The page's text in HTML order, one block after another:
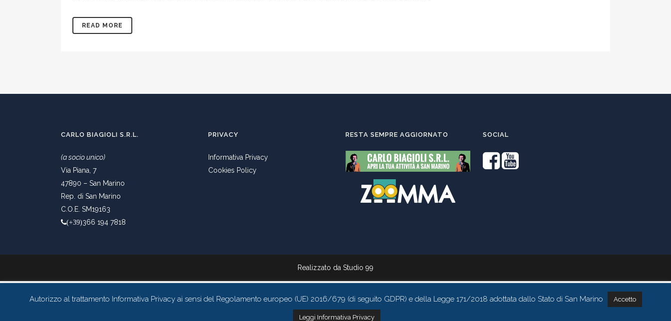
READ MORE
CARLO BIAGIOLI S.R.L.
(a socio unico)
Via Piana, 7
47890 – San Marino
Rep. di San Marino
C.O.E. SM19163
(+39)366 194 7818
PRIVACY
Informativa Privacy
Cookies Policy
RESTA SEMPRE AGGIORNATO SOCIAL
Realizzato da Studio 99
Autorizzo al trattamento Informativa Privacy ai sensi del Regolamento europeo (UE) 2016/679 (di seguito GDPR) e della Legge 171/2018 adottata dallo Stato di San Marino Accetto
Leggi Informativa Privacy
Contattaci tramite whatsapp